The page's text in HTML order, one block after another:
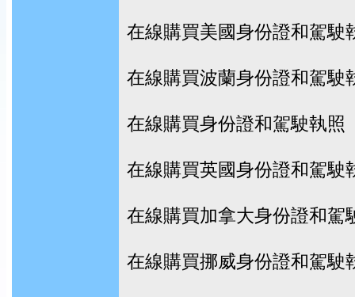
在線購買美國身份證和駕駛
在線購買波蘭身份證和駕駛
在線購買身份證和駕駛執照
在線購買英國身份證和駕駛
在線購買加拿大身份證和駕
在線購買挪威身份證和駕駛